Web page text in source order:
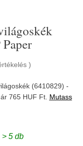
)
(6410829) -
765 HUF Ft. Mutass
5 db